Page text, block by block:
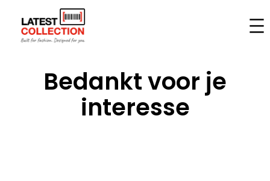
Inhalt
springen
Bedankt voor je
interesse